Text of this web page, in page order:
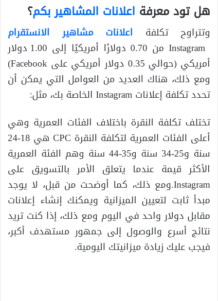
هل تود معرفة اعلانات المشاهير بكم؟
وتتراوح تكلفة
اعلانات مشاهير الانستقرام
Instagram من 0.70 دولارًا أمريكيًا إلى 1.00 دولار
أمريكي (حوالي 0.35 دولار أمريكي على Facebook)
ومع ذلك، هناك العديد من العوامل التي يمكن أن
تحدد تكلفة إعلانات Instagram الخاصة بك، مثل:
تختلف تكلفة النقرة باختلاف الفئات العمرية وهي
أعلى الفئات العمرية لتكلفة النقرة CPC هي 18-24
سنة و25-34 سنة و35-44 سنة وهم الفئة العمرية
الأكثر قيمة عندما يتعلق الأمر بالتسويق على
Instagram.ومع ذلك، كما أوضحت من قبل، لا يوجد
مبدأ ثابت لتعيين الميزانية ويمكنك إنشاء إعلانات
مقابل دولار واحد في اليوم ومع ذلك، إذا كنت تريد
نتائج أسرع والوصول إلى جمهور مستهدف أكبر،
فيجب عليك زيادة ميزانيتك اليومية.